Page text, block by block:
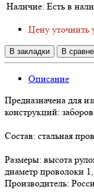
Наличие: Есть в
Цену уточнить
В закладки В
Описание
Предназначена для
конструкций:
Состав: стальная
Размеры: высота
диаметр проволоки
Производитель: